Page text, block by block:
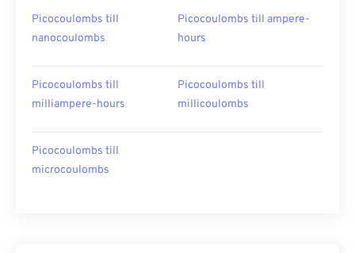
Picocoulombs till
nanocoulombs
Picocoulombs till ampere-
hours
Picocoulombs till
milliampere-hours
Picocoulombs till
millicoulombs
Picocoulombs till
microcoulombs